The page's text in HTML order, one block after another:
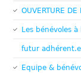
OUVERTURE
Les bénévoles
futur
Equipe &